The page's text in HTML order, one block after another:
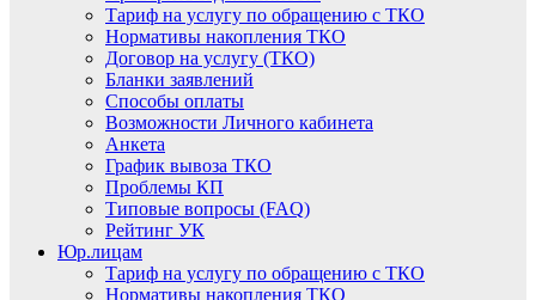
Тариф на услугу по обращению с ТКО
Нормативы накопления ТКО
Договор на услугу (ТКО)
Бланки заявлений
Способы оплаты
Возможности Личного кабинета
Анкета
График вывоза ТКО
Проблемы КП
Типовые вопросы (FAQ)
Рейтинг УК
Юр.лицам
Тариф на услугу по обращению с ТКО
Нормативы накопления ТКО